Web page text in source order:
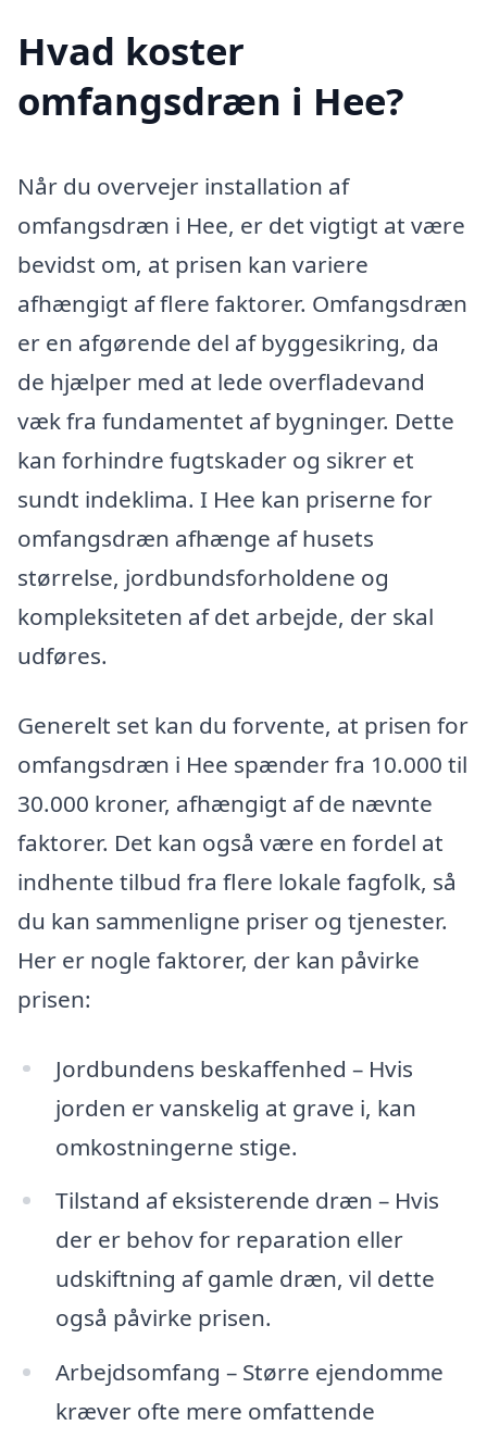
Hvad koster
omfangsdræn i Hee?
Når du overvejer installation af
omfangsdræn i Hee, er det vigtigt at være
bevidst om, at prisen kan variere
afhængigt af flere faktorer. Omfangsdræn
er en afgørende del af byggesikring, da
de hjælper med at lede overfladevand
væk fra fundamentet af bygninger. Dette
kan forhindre fugtskader og sikrer et
sundt indeklima. I Hee kan priserne for
omfangsdræn afhænge af husets
størrelse, jordbundsforholdene og
kompleksiteten af det arbejde, der skal
udføres.
Generelt set kan du forvente, at prisen for
omfangsdræn i Hee spænder fra 10.000 til
30.000 kroner, afhængigt af de nævnte
faktorer. Det kan også være en fordel at
indhente tilbud fra flere lokale fagfolk, så
du kan sammenligne priser og tjenester.
Her er nogle faktorer, der kan påvirke
prisen:
Jordbundens beskaffenhed – Hvis
jorden er vanskelig at grave i, kan
omkostningerne stige.
Tilstand af eksisterende dræn – Hvis
der er behov for reparation eller
udskiftning af gamle dræn, vil dette
også påvirke prisen.
Arbejdsomfang – Større ejendomme
kræver ofte mere omfattende